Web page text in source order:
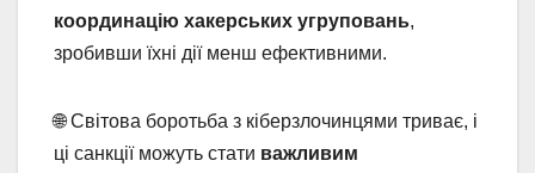
координацію хакерських угруповань,
зробивши їхні дії менш ефективними.
🌐 Світова боротьба з кіберзлочинцями триває, і
ці санкції можуть стати важливим